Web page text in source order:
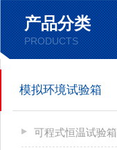
产品分类
PRODUCTS
模拟环境试验箱
可程式恒温试验箱